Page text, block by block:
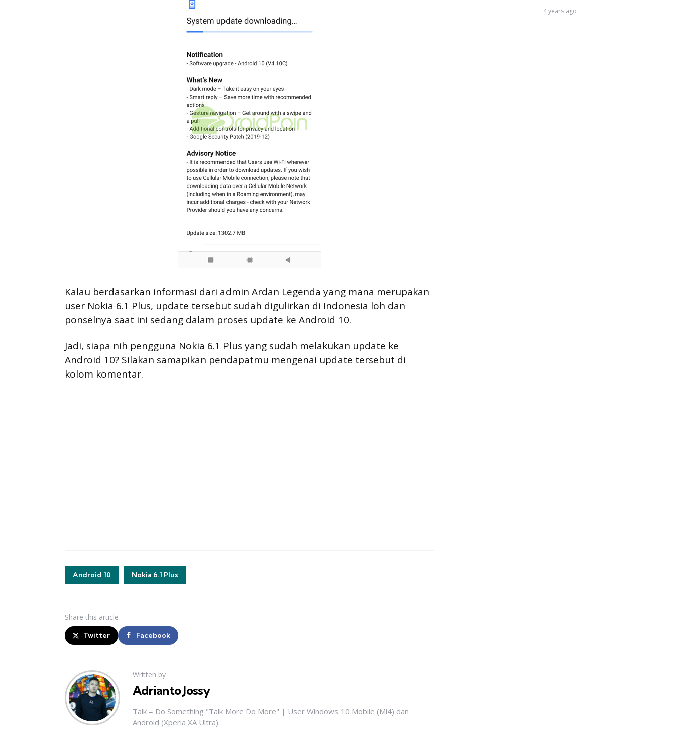
Kalau berdasarkan informasi dari admin Ardan Legenda yang mana merupakan
user Nokia 6.1 Plus, update tersebut sudah digulirkan di Indonesia loh dan
ponselnya saat ini sedang dalam proses update ke Android 10.
Jadi, siapa nih pengguna Nokia 6.1 Plus yang sudah melakukan update ke
Android 10? Silakan samapikan pendapatmu mengenai update tersebut di
kolom komentar.
Android 10 Nokia 6.1 Plus
Share this article
Twitter Facebook
Written by
Adrianto Jossy
Talk = Do Something "Talk More Do More" | User Windows 10 Mobile (Mi4) dan
Android (Xperia XA Ultra)
4 years ago